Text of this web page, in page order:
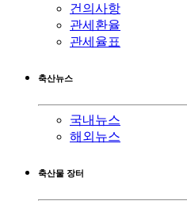
건의사항
관세환율
관세율표
축산뉴스
국내뉴스
해외뉴스
축산물 장터